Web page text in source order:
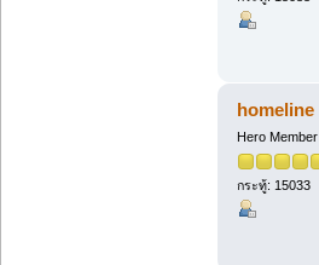
homeline
Hero Member
กระทู้: 15033